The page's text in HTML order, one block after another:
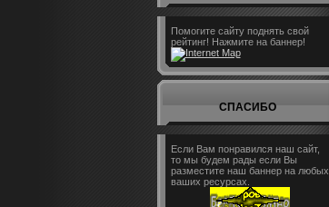
Помогите сайту поднять свой
рейтинг! Нажмите на баннер!
СПАСИБО
Если Вам понравился наш сайт,
то мы будем рады если Вы
разместите наш баннер на любых
ваших ресурсах.